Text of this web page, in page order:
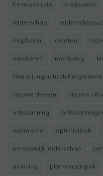
Kennissessie knelpunten
leiderschap
loopbaan loslaten
mediteren mentoring
Neuro Linguïstisch
nieuwe doelen nieuwe
ontspanning
optimisme optimistisch
persoonlijk leiderschap
planning planvanaanpak